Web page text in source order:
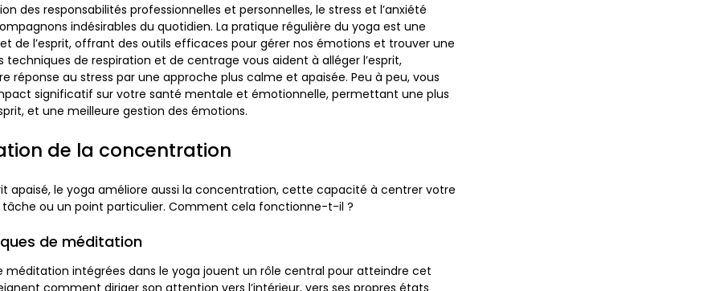
des responsabilités professionnelles et personnelles, le stress et l’anxiété
indésirables du quotidien. La pratique régulière du yoga est une
de l’esprit, offrant des outils efficaces pour gérer nos émotions et trouver une
techniques de respiration et de centrage vous aident à alléger l’esprit,
réponse au stress par une approche plus calme et apaisée. Peu à peu, vous
significatif sur votre santé mentale et émotionnelle, permettant une plus
et une meilleure gestion des émotions.
de la concentration
apaisé, le yoga améliore aussi la concentration, cette capacité à centrer votre
ou un point particulier. Comment cela fonctionne-t-il ?
de méditation
méditation intégrées dans le yoga jouent un rôle central pour atteindre cet